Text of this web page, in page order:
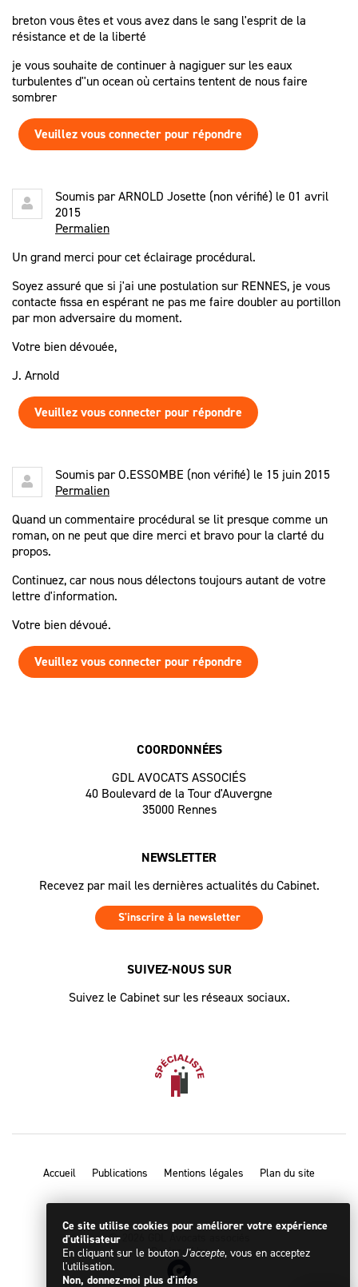
breton vous êtes et vous avez dans le sang l'esprit de la
résistance et de la liberté
je vous souhaite de continuer à nagiguer sur les eaux
turbulentes d''un ocean où certains tentent de nous faire
sombrer
Veuillez vous connecter pour répondre
Soumis parARNOLD Josette (non vérifié) le 01 avril
2015
Permalien
Un grand merci pour cet éclairage procédural.
Soyez assuré que si j'ai une postulation sur RENNES, je vous
contacte fissa en espérant ne pas me faire doubler au portillon
par mon adversaire du moment.
Votre bien dévouée,
J. Arnold
Veuillez vous connecter pour répondre
Soumis parO.ESSOMBE (non vérifié) le 15 juin 2015
Permalien
Quand un commentaire procédural se lit presque comme un
roman, on ne peut que dire merci et bravo pour la clarté du
propos.
Continuez, car nous nous délectons toujours autant de votre
lettre d'information.
Votre bien dévoué.
Veuillez vous connecter pour répondre
COORDONNÉES
GDL AVOCATS ASSOCIÉS
40 Boulevard de la Tour d'Auvergne
35000 Rennes
NEWSLETTER
Recevez par mail les dernières actualités du Cabinet.
S'inscrire à la newsletter
SUIVEZ-NOUS SUR
Suivez le Cabinet sur les réseaux sociaux.
Accueil Publications Mentions légales Plan du site
© 2026 GDL Avocats associés
Designed by
Ce site utilise cookies pour améliorer votre expérience
d'utilisateur
En cliquant sur le bouton J'accepte, vous en acceptez
l'utilisation.
Non, donnez-moi plus d'infos